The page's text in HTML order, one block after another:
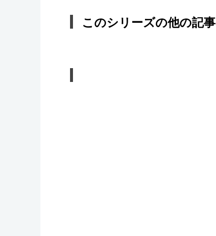
このシリーズの他の記事